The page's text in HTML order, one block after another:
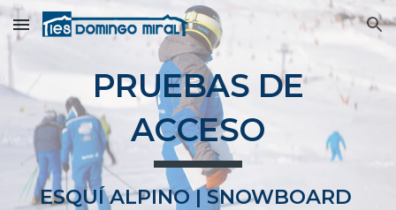
Skip to main content Skip to navigation
PRUEBAS DE
ACCESO
ESQUÍ ALPINO | SNOWBOARD